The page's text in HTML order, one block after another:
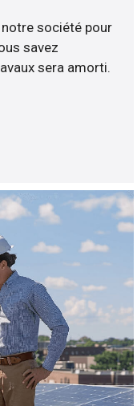
société pour
savez
sera amorti.